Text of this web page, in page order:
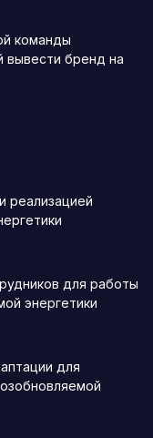
команды
вывести бренд на
реализацией
для работы
энергетики
для